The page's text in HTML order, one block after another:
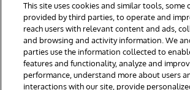
twitter youtubefacebooklinkedin
© 1996-2022 InterSystems Corporation, Boston,
direitos reservados.
This site uses cookies and similar tools, some
provided by third parties, to operate and
reach users with relevant content and ads,
and browsing and activity information. We
parties use the information collected to
features and functionality, analyze and
performance, understand more about users
interactions with our site, provide